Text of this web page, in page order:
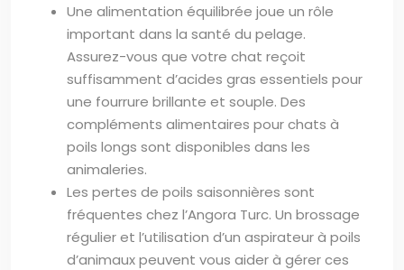
Une alimentation équilibrée joue un rôle
important dans la santé du pelage.
Assurez-vous que votre chat reçoit
suffisamment d’acides gras essentiels pour
une fourrure brillante et souple. Des
compléments alimentaires pour chats à
poils longs sont disponibles dans les
animaleries.
Les pertes de poils saisonnières sont
fréquentes chez l’Angora Turc. Un brossage
régulier et l’utilisation d’un aspirateur à poils
d’animaux peuvent vous aider à gérer ces